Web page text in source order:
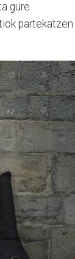
gure
partekatzen